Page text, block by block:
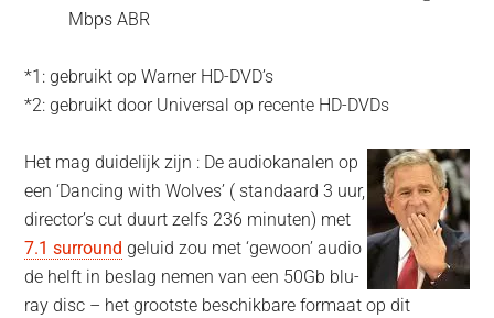
Mbps ABR
*1: gebruikt op Warner HD-DVD’s
*2: gebruikt door Universal op recente HD-DVDs
Het mag duidelijk zijn : De audiokanalen op
een ‘Dancing with Wolves’ ( standaard 3 uur,
director’s cut duurt zelfs 236 minuten) met
7.1 surround geluid zou met ‘gewoon’ audio
de helft in beslag nemen van een 50Gb blu-
ray disc – het grootste beschikbare formaat op dit